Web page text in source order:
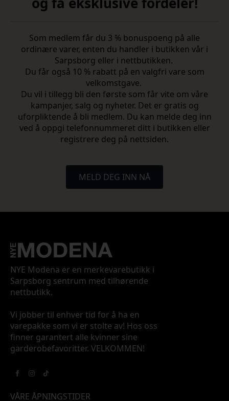
Som medlem får du 3 % bonuspoeng på alle
ordinære varer, enten du handler i butikken vår i
Sarpsborg eller i nettbutikken.
Du får også 10 % rabatt på en valgfri vare som
velkomstgave.
Du vil i tillegg bli den første som får vite om våre
kampanjer, salg og nyheter. Det er gratis og
uforpliktende å bli medlem. Du kan melde deg inn
ved å oppgi telefonnummeret ditt i butikken eller
registrere deg på nettsiden.
MELD DEG INN NÅ
NYE Modena er en merkevarebutikk i
Sarpsborg sentrum med tilhørende
nettbutikk.
Vi jobber til enhver tid for å ha en
varepakke som vi er stolte av! Hos oss
finner garantert alle kvinner sine
garderobefavoritter. VELKOMMEN!
VÅRE ÅPNINGSTIDER